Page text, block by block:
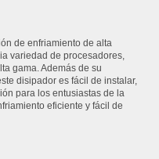
de enfriamiento de alta
variedad de procesadores,
gama. Además de su
disipador es fácil de instalar,
para los entusiastas de la
eficiente y fácil de